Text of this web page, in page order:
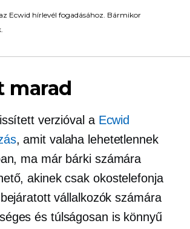
Ecwid hírlevél fogadásához. Bármikor
marad
verzióval a Ecwid
, amit valaha lehetetlennek
ma már bárki számára
akinek csak okostelefonja
vállalkozók számára
és túlságosan is könnyű